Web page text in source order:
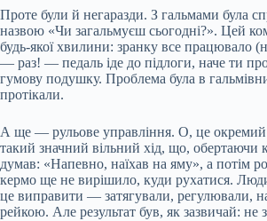
Проте були й негаразди. З гальмами була
назвою «Чи загальмуєш сьогодні?». Цей
будь-якої хвилини: зранку все працювало
— раз! — педаль іде до підлоги, наче ти
гумову подушку. Проблема була в
протікали.
А ще — рульове управління. О, це
такий значний вільний хід, що, обертаючи
думав: «Напевно, наїхав на яму», а потім
кермо ще не вирішило, куди рухатися.
це виправити — затягували, регулювали,
рейкою. Але результат був, як зазвичай: не